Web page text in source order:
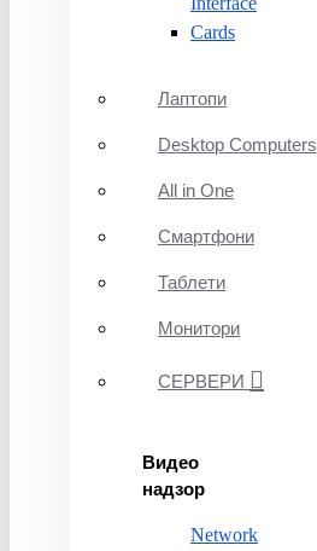
Cards
Лаптопи
Desktop Computers
All in One
Смартфони
Таблети
Монитори
СЕРВЕРИ
Видео
надзор
Network